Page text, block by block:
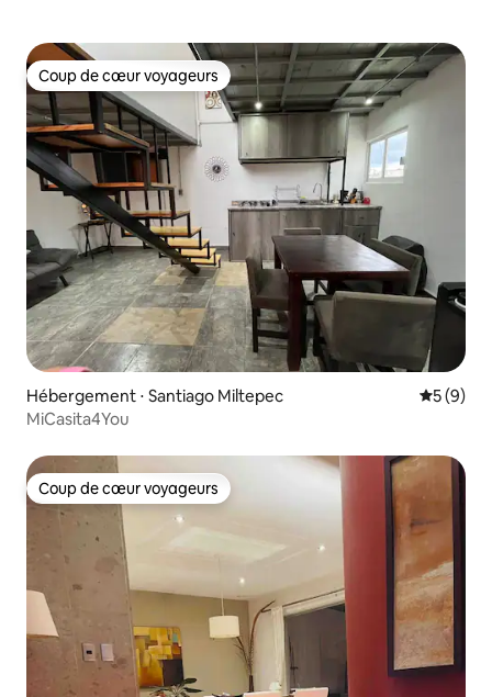
Coup de cœur voyageurs
Coup de cœur voyageurs
Hébergement ⋅ Santiago Miltepec
5 (9)
MiCasita4You
Coup de cœur voyageurs
Coup de cœur voyageurs